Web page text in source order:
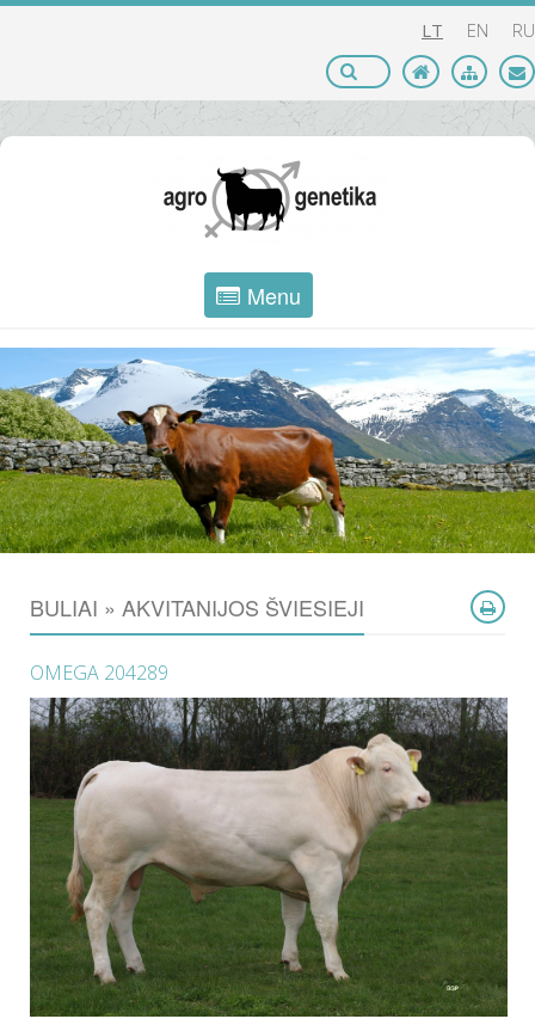
LT EN RU
Menu
BULIAI » AKVITANIJOS ŠVIESIEJI
OMEGA 204289